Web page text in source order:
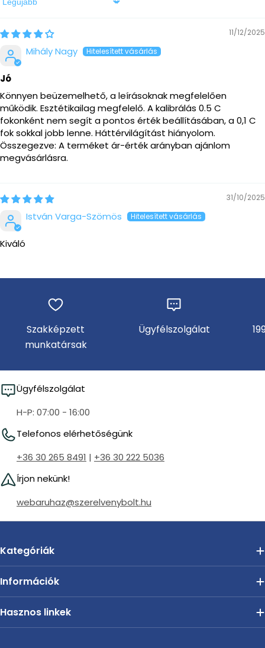
Sort by
11/12/2025
Mihály Nagy
Jó
Könnyen beüzemelhető, a leírásoknak megfelelően
működik. Esztétikailag megfelelő. A kalibrálás 0.5 C
fokonként nem segít a pontos érték beállításában, a 0,1 C
fok sokkal jobb lenne. Háttérvilágítást hiányolom.
Összegezve: A terméket ár-érték arányban ajánlom
megvásárlásra.
31/10/2025
István Varga-Szömös
Kiváló
Szakképzett
munkatársak
Ügyfélszolgálat
Ügyfélszolgálat
H-P: 07:00 - 16:00
Telefonos elérhetőségünk
+36 30 265 8491 | +36 30 222 5036
Írjon nekünk!
webaruhaz@szerelvenybolt.hu
Kategóriák
Információk
Hasznos linkek